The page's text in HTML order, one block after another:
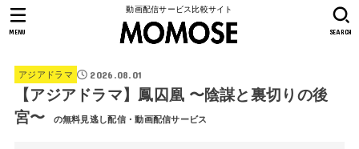
動画配信サービス比較サイト
SEARCH
MENU
アジアドラマ 2026.08.01
【アジアドラマ】鳳囚凰 〜陰謀と裏切りの後
宮〜
の無料見逃し配信・動画配信サービス